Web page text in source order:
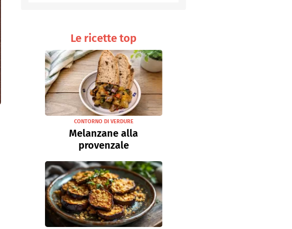
Le ricette top
CONTORNO DI VERDURE
Melanzane alla
provenzale